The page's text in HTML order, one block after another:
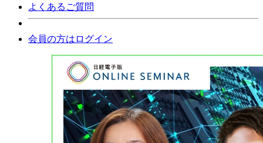
よくあるご質問
会員の方はログイン